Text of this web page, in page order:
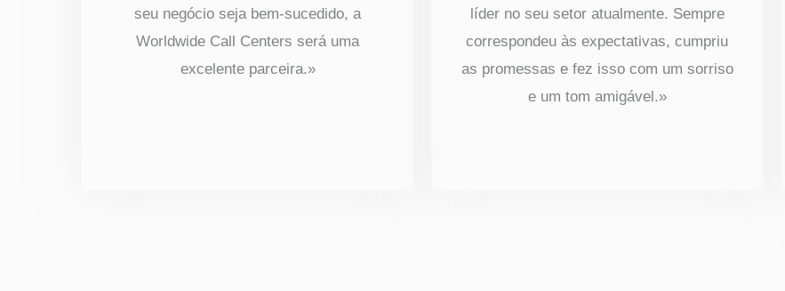
5
seu negócio seja bem-sucedido, a
Worldwide Call Centers será uma
excelente parceira.»
5
líder no seu setor atualmente. Sempre
correspondeu às expectativas, cumpriu
as promessas e fez isso com um sorriso
e um tom amigável.»